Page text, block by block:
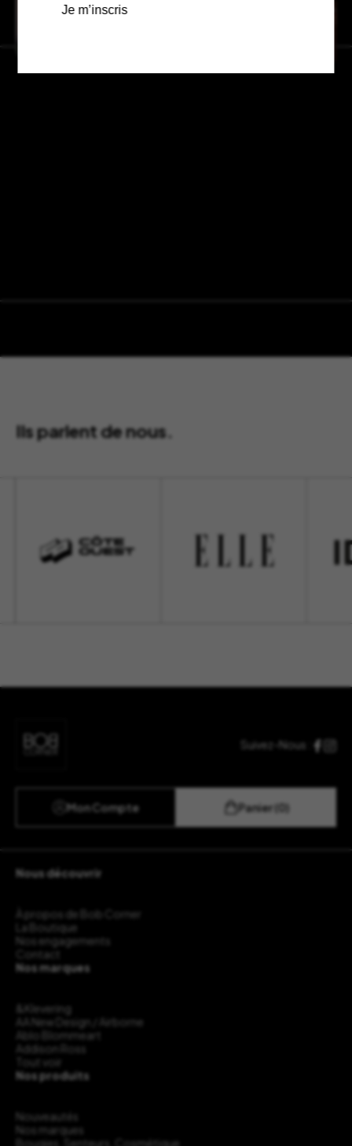
Ils parlent de nous.
Suivez-Nous :
Mon Compte Panier (0)
Nous découvrir
À propos de Bob Corner
La Boutique
Nos engagements
Contact
Nos marques
&Klevering
AA New Design / Airborne
Ablo Blommeart
Addison Ross
Tout voir
Nos produits
Nouveautés
Nos marques
Je m’inscris